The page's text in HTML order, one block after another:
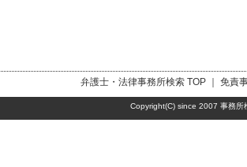
弁護士・法律事務所検索TOP ｜ 免責
Copyright(C) since 2007 事務所